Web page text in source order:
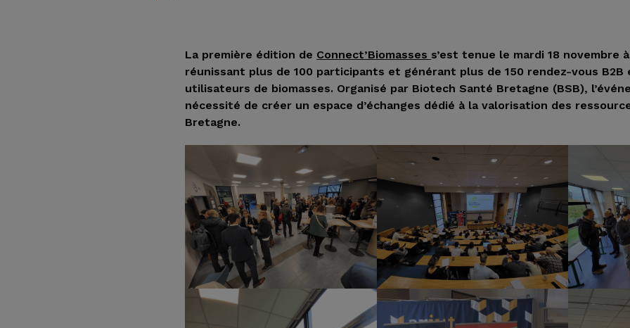
La première édition de Connect’Biomasses s’est tenue le mardi 18 novembre
réunissant plus de 100 participants et générant plus de 150 rendez-vous
utilisateurs de biomasses. Organisé par Biotech Santé Bretagne (BSB),
nécessité de créer un espace d’échanges dédié à la valorisation des
Bretagne.